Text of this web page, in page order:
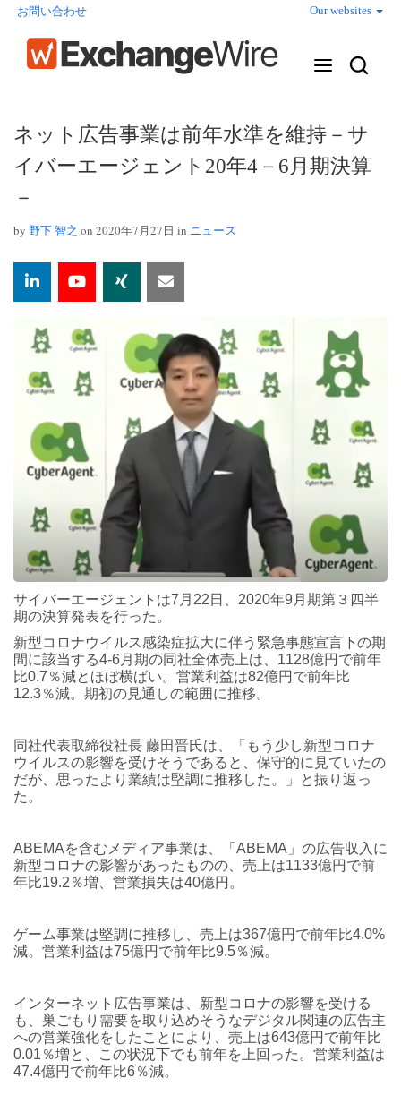
お問い合わせ Our websites
ネット広告事業は前年水準を維持－サ
イバーエージェント20年4－6月期決算
－
by 野下 智之 on 2020年7月27日 in ニュース
サイバーエージェントは7月22日、2020年9月期第３四半
期の決算発表を行った。
新型コロナウイルス感染症拡大に伴う緊急事態宣言下の期
間に該当する4-6月期の同社全体売上は、1128億円で前年
比0.7％減とほぼ横ばい。営業利益は82億円で前年比
12.3％減。期初の見通しの範囲に推移。
同社代表取締役社長 藤田晋氏は、「もう少し新型コロナ
ウイルスの影響を受けそうであると、保守的に見ていたの
だが、思ったより業績は堅調に推移した。」と振り返っ
た。
ABEMAを含むメディア事業は、「ABEMA」の広告収入に
新型コロナの影響があったものの、売上は1133億円で前
年比19.2％増、営業損失は40億円。
ゲーム事業は堅調に推移し、売上は367億円で前年比4.0%
減。営業利益は75億円で前年比9.5％減。
インターネット広告事業は、新型コロナの影響を受ける
も、巣ごもり需要を取り込めそうなデジタル関連の広告主
への営業強化をしたことにより、売上は643億円で前年比
0.01％増と、この状況下でも前年を上回った。営業利益は
47.4億円で前年比6％減。